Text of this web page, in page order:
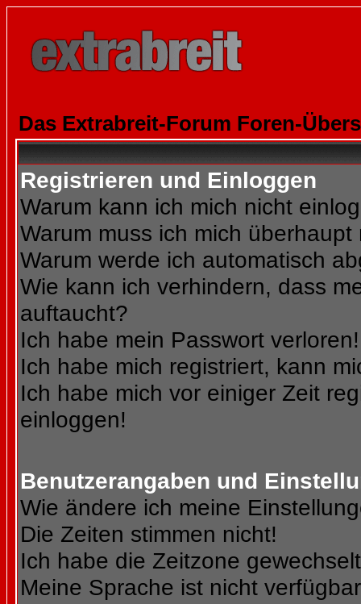
Das Extrabreit-Forum Foren-
Registrieren und Einloggen
Warum kann ich mich nicht
Warum muss ich mich überhaupt
Warum werde ich automatisch
Wie kann ich verhindern, dass
auftaucht?
Ich habe mein Passwort verloren!
Ich habe mich registriert, kann
Ich habe mich vor einiger Zeit
einloggen!
Benutzerangaben und
Wie ändere ich meine
Die Zeiten stimmen nicht!
Ich habe die Zeitzone
Meine Sprache ist nicht